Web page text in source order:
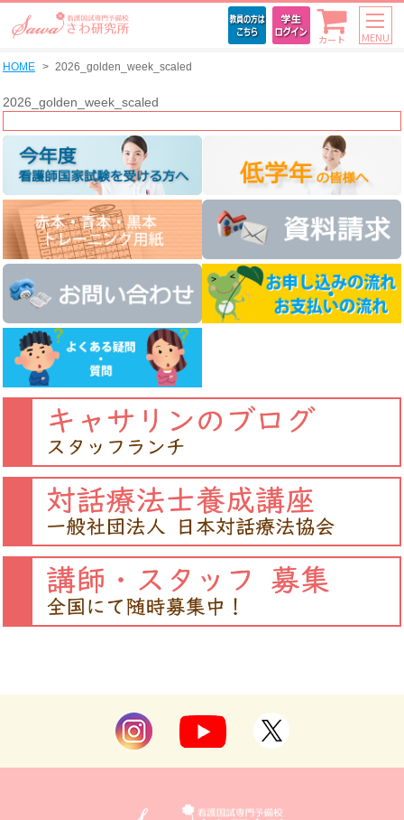
カート MENU
HOME 2026_golden_week_scaled
2026_golden_week_scaled